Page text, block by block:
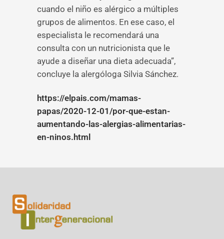
cuando el niño es alérgico a múltiples
grupos de alimentos. En ese caso, el
especialista le recomendará una
consulta con un nutricionista que le
ayude a diseñar una dieta adecuada”,
concluye la alergóloga Silvia Sánchez.
https://elpais.com/mamas-
papas/2020-12-01/por-que-estan-
aumentando-las-alergias-alimentarias-
en-ninos.html